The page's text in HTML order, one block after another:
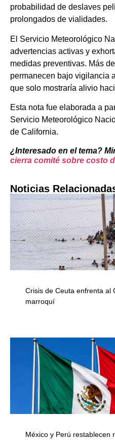
probabilidad de deslaves
prolongados de vialidades.
El Servicio Meteorológico
advertencias activas y
medidas preventivas. Más
permanecen bajo vigilancia
que solo mostraría alivio
Esta nota fue elaborada a
Servicio Meteorológico
de California.
¿Interesado en el tema?
cierra comité sobre costo
Noticias
Crisis de Ceuta enfrenta al
marroquí
México y Perú restablecen